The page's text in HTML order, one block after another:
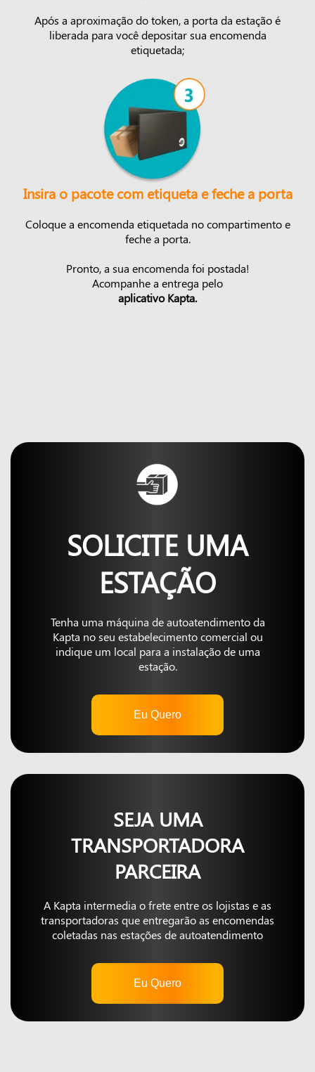
Após a aproximação do token, a porta da estação é
liberada para você depositar sua encomenda
etiquetada;
Insira o pacote com etiqueta e feche a porta
Coloque a encomenda etiquetada no compartimento e
feche a porta.
Pronto, a sua encomenda foi postada!
Acompanhe a entrega pelo
aplicativo Kapta.
SOLICITE UMA
ESTAÇÃO
Tenha uma máquina de autoatendimento da
Kapta no seu estabelecimento comercial ou
indique um local para a instalação de uma
estação.
Eu Quero
SEJA UMA
TRANSPORTADORA
PARCEIRA
A Kapta intermedia o frete entre os lojistas e as
transportadoras que entregarão as encomendas
coletadas nas estações de autoatendimento
Eu Quero